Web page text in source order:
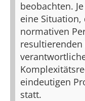
beobachten.
eine
normativen
eindeutigen
statt.